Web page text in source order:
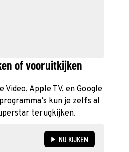
of vooruitkijken
Apple TV, en Google
kun je zelfs al
terugkijken.
NU KIJKEN